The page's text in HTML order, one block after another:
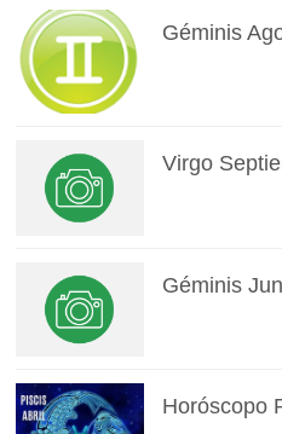
Géminis
Virgo
Géminis
Horóscopo